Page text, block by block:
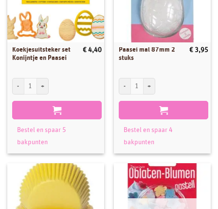
Koekjesuitsteker set
Konijntje en Paasei
€ 4,40
Koekjesuitsteker set Konijntje en Paasei aantal
Bestel en spaar 5
bakpunten
Paasei mal 87mm 2
stuks
€ 3,95
Paasei mal 87mm 2 stuks aantal
Bestel en spaar 4
bakpunten